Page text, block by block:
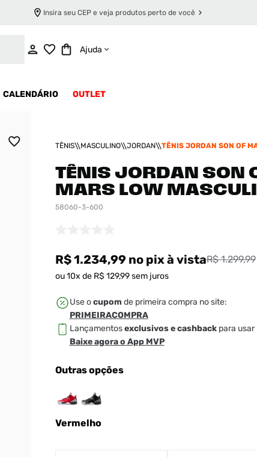
Insira seu CEP e veja produtos perto de você
Ajuda
CALENDÁRIO OUTLET
TÊNIS MASCULINO JORDAN
TÊNIS JORDAN SON OF
TÊNIS JORDAN SON
MARS LOW
58060-3-600
R$ 1.234,99no pixà vistaR$ 1.299,99
ou10x de R$ 129,99sem juros
Use ocupom de primeira compra no site:
PRIMEIRACOMPRA
Lançamentosexclusivos e cashbackpara usar
Baixe agora o App MVP
Outras opções
Vermelho